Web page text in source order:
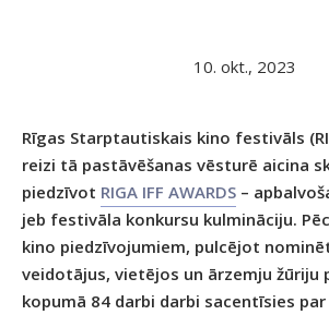
10. okt., 2023
Rīgas Starptautiskais kino festivāls
reizi tā pastāvēšanas vēsturē aicina
piedzīvot RIGA IFF AWARDS –
jeb festivāla konkursu kulmināciju.
kino piedzīvojumiem, pulcējot
veidotājus, vietējos un ārzemju žūriju
kopumā 84 darbi darbi sacentīsies